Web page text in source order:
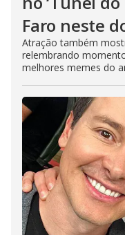
Faro neste
Atração também
relembrando
melhores memes do